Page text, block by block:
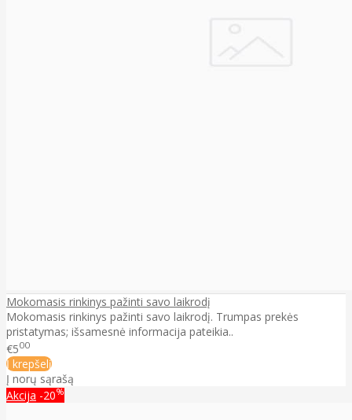
Mokomasis rinkinys pažinti savo laikrodį
Mokomasis rinkinys pažinti savo laikrodį. Trumpas prekės
pristatymas; išsamesnė informacija pateikia..
€500
Į krepšelį
Į norų sąrašą
Akcija -20%